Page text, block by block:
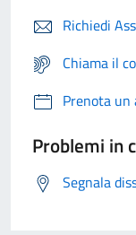
Richiedi
Chiama il
Prenota
Problemi in
Segnala